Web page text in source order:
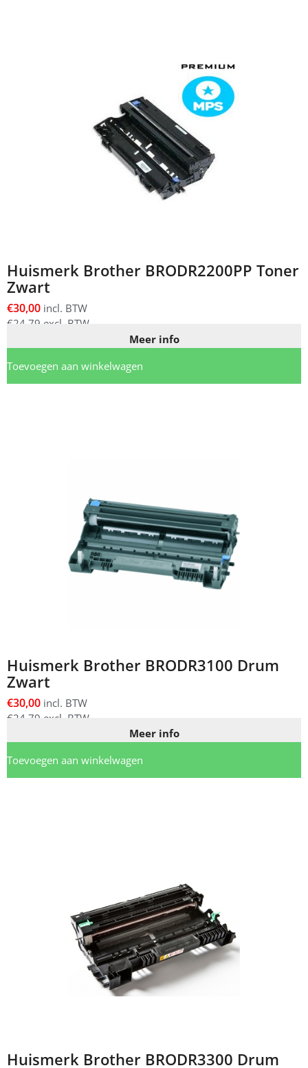
Huismerk Brother BRODR2200PP Toner
Zwart
€30,00 incl. BTW
€24,79 excl. BTW
Meer info
Toevoegen aan winkelwagen
Huismerk Brother BRODR3100 Drum
Zwart
€30,00 incl. BTW
€24,79 excl. BTW
Meer info
Toevoegen aan winkelwagen
Huismerk Brother BRODR3300 Drum